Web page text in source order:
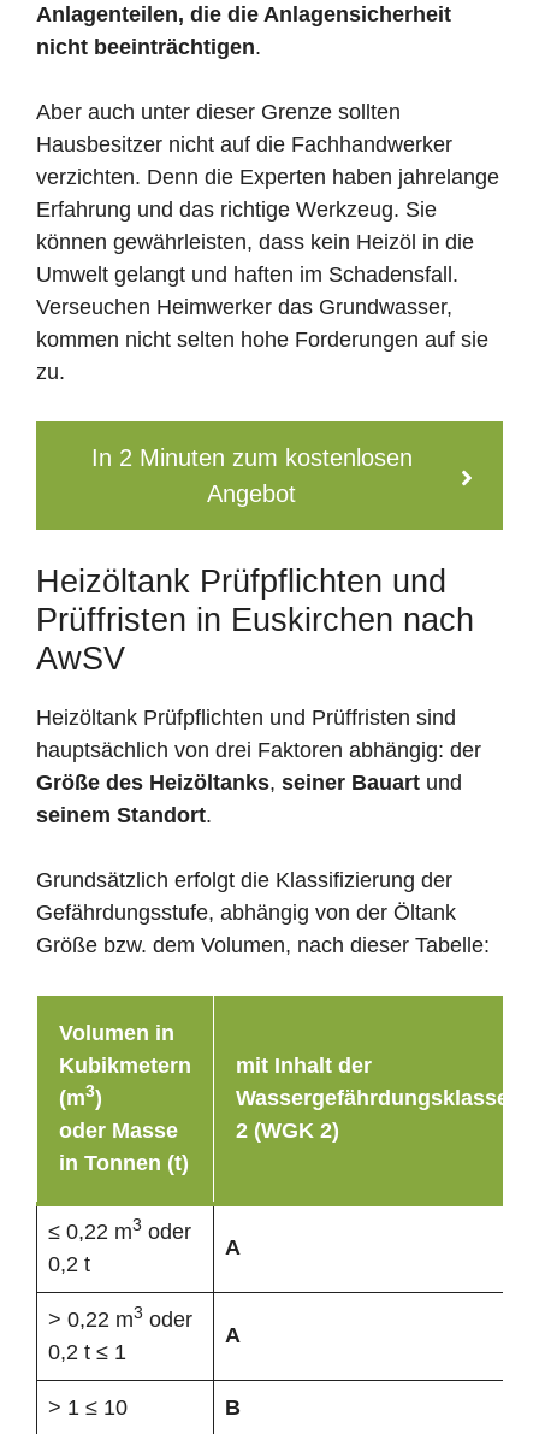
Anlagenteilen, die die Anlagensicherheit
nicht beeinträchtigen.
Aber auch unter dieser Grenze sollten
Hausbesitzer nicht auf die Fachhandwerker
verzichten. Denn die Experten haben jahrelange
Erfahrung und das richtige Werkzeug. Sie
können gewährleisten, dass kein Heizöl in die
Umwelt gelangt und haften im Schadensfall.
Verseuchen Heimwerker das Grundwasser,
kommen nicht selten hohe Forderungen auf sie
zu.
In 2 Minuten zum kostenlosen
Angebot
Heizöltank Prüfpflichten und
Prüffristen in Euskirchen nach
AwSV
Heizöltank Prüfpflichten und Prüffristen sind
hauptsächlich von drei Faktoren abhängig: der
Größe des Heizöltanks, seiner Bauart und
seinem Standort.
Grundsätzlich erfolgt die Klassifizierung der
Gefährdungsstufe, abhängig von der Öltank
Größe bzw. dem Volumen, nach dieser Tabelle:
Volumen in
Kubikmetern
(m3)
oder Masse
in Tonnen (t)
mit Inhalt der
Wassergefährdungsklasse
2 (WGK 2)
≤ 0,22 m3 oder
0,2 t
A
> 0,22 m3 oder
0,2 t ≤ 1
A
> 1 ≤ 10 B